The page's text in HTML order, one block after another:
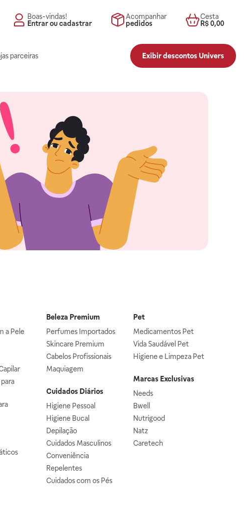
Boas-vindas!
Entrar ou cadastrar
Acompanhar
pedidos
Cesta
R$ 0,00
parceiras Exibir descontos Univers
a Pele
Beleza Premium
Perfumes Importados
Skincare Premium
Cabelos Profissionais
Maquiagem
Cuidados Diários
Higiene Pessoal
Higiene Bucal
Depilação
Cuidados Masculinos
Conveniência
Repelentes
Cuidados com os Pés
Pet
Medicamentos Pet
Vida Saudável Pet
Higiene e Limpeza Pet
Marcas Exclusivas
Needs
Bwell
Nutrigood
Natz
Caretech